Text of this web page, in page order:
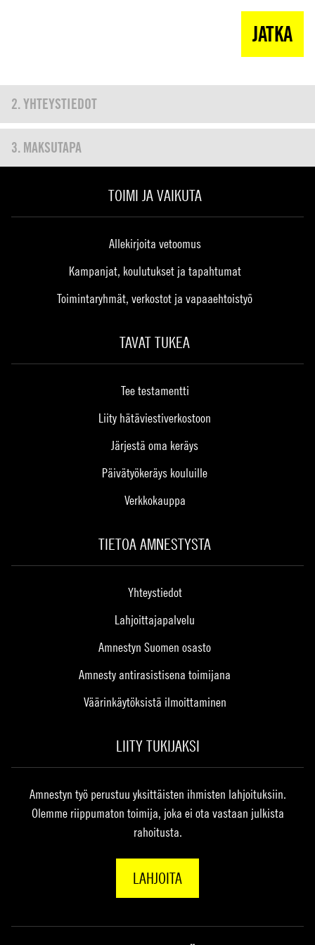
JATKA
2. YHTEYSTIEDOT
KLIKKAA TÄSTÄ NÄHDÄKSESI VAIHE 1
3. MAKSUTAPA
KLIKKAA TÄSTÄ NÄHDÄKSESI VAIHE 1
TOIMI JA VAIKUTA
Allekirjoita vetoomus
Kampanjat, koulutukset ja tapahtumat
Toimintaryhmät, verkostot ja vapaaehtoistyö
TAVAT TUKEA
Tee testamentti
Liity hätäviestiverkostoon
Järjestä oma keräys
Päivätyökeräys kouluille
Verkkokauppa
TIETOA AMNESTYSTA
Yhteystiedot
Lahjoittajapalvelu
Amnestyn Suomen osasto
Amnesty antirasistisena toimijana
Väärinkäytöksistä ilmoittaminen
LIITY TUKIJAKSI
Amnestyn työ perustuu yksittäisten ihmisten lahjoituksiin.
Olemme riippumaton toimija, joka ei ota vastaan julkista
rahoitusta.
LAHJOITA